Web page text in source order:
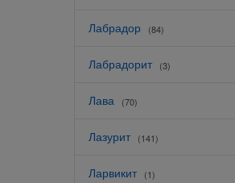
Лабрадор (84)
Лабрадорит (3)
Лава (70)
Лазурит (141)
Ларвикит (1)